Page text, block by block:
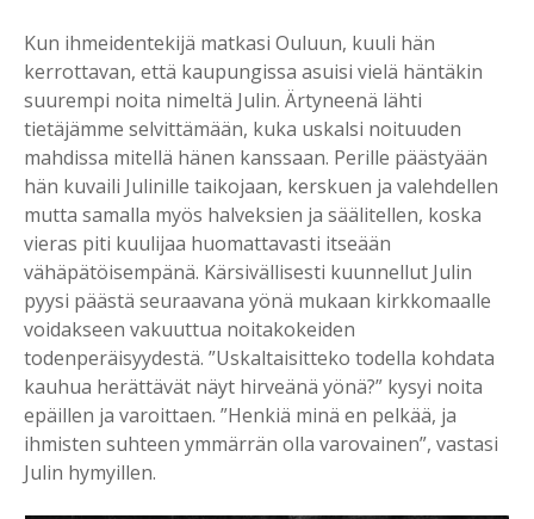
Kun ihmeidentekijä matkasi Ouluun, kuuli hän
kerrottavan, että kaupungissa asuisi vielä häntäkin
suurempi noita nimeltä Julin. Ärtyneenä lähti
tietäjämme selvittämään, kuka uskalsi noituuden
mahdissa mitellä hänen kanssaan. Perille päästyään
hän kuvaili Julinille taikojaan, kerskuen ja valehdellen
mutta samalla myös halveksien ja säälitellen, koska
vieras piti kuulijaa huomattavasti itseään
vähäpätöisempänä. Kärsivällisesti kuunnellut Julin
pyysi päästä seuraavana yönä mukaan kirkkomaalle
voidakseen vakuuttua noitakokeiden
todenperäisyydestä. ”Uskaltaisitteko todella kohdata
kauhua herättävät näyt hirveänä yönä?” kysyi noita
epäillen ja varoittaen. ”Henkiä minä en pelkää, ja
ihmisten suhteen ymmärrän olla varovainen”, vastasi
Julin hymyillen.